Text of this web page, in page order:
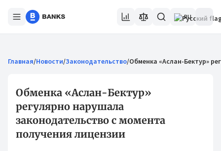
RU
Главная/Новости/Законодательство/Обменка «Аслан-Бектур»
Обменка «Аслан-Бектур»
регулярно нарушала
законодательство с момента
получения лицензии